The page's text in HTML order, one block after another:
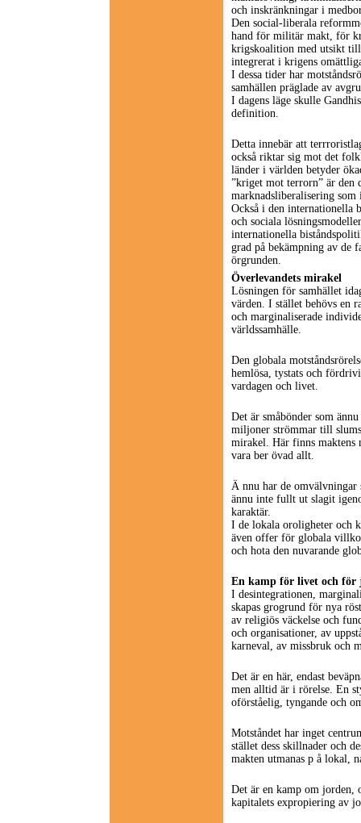
och inskränkningar i
Den social-liberala
hand för militär makt, för
krigskoalition med utsikt
integrerat i krigens
I dessa tider har
samhällen präglade av
I dagens läge skulle
definition.
Detta innebär att
också riktar sig mot det
länder i världen betyder
”kriget mot terrorn” är den
marknadsliberalisering
Också i den internationella
och sociala
internationella
grad på bekämpning av de
örgrunden.
Överlevandets mirakel
Lösningen för samhället
värden. I stället behövs en
och marginaliserade
världssamhälle.
Den globala
hemlösa, tystats och
vardagen och livet.
Det är småbönder som
miljoner strömmar till
mirakel. Här finns maktens
vara ber övad allt.
Ä nnu har de
ännu inte fullt ut slagit
karaktär.
I de lokala oroligheter och
även offer för globala
och hota den nuvarande
En kamp för livet och för
I desintegrationen,
skapas grogrund för nya
av religiös väckelse och
och organisationer, av
karneval, av missbruk och
Det är en här, endast
men alltid är i rörelse. En
oförståelig, tyngande och
Motståndet har inget
stället dess skillnader och
makten utmanas p å lokal,
Det är en kamp om
kapitalets expropiering av